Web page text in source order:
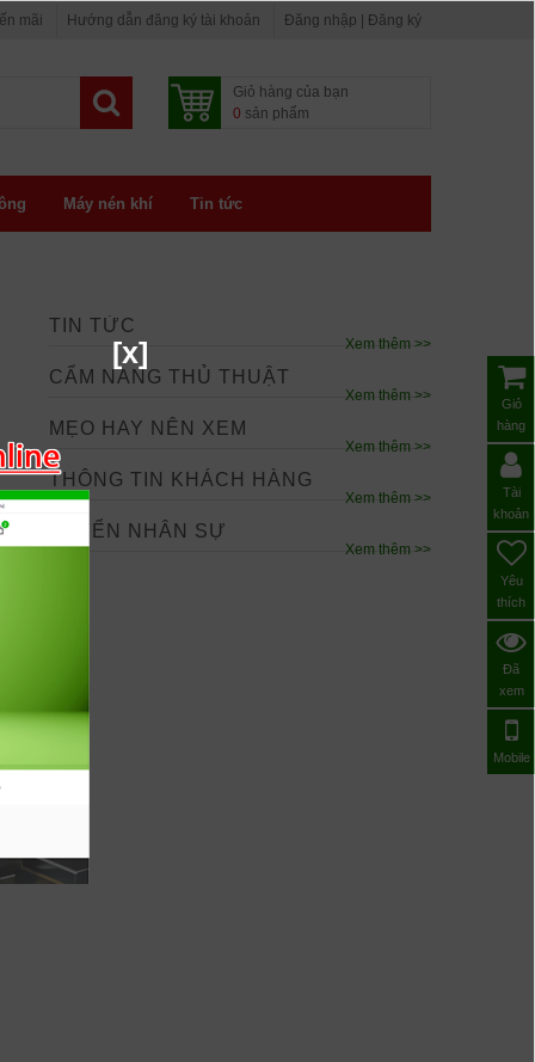
[x]
mãi Hướng dẫn đăng ký tài khoản Đăng nhập | Đăng ký
Giỏ hàng của bạn
0 sản phẩm
Máy nén khí Tin tức
TIN TỨC
Xem thêm >>
CẨM NANG THỦ THUẬT
Xem thêm >>
MẸO HAY NÊN XEM
Xem thêm >>
THÔNG TIN KHÁCH HÀNG
Xem thêm >>
TUYỂN NHÂN SỰ
Xem thêm >>
Giỏ
hàng
Tài
khoản
Yêu
thích
Đã
xem
Mobile